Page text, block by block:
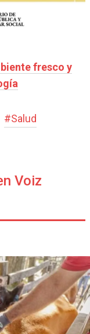
fresco y
#Salud
Voiz